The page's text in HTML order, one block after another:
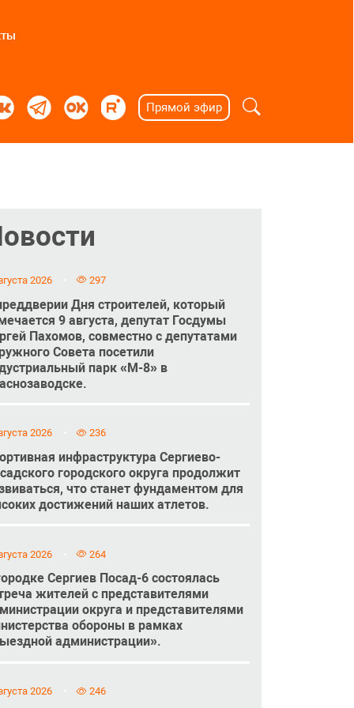
Прямой эфир
2026 297
Дня строителей, который
9 августа, депутат Госдумы
Пахомов, совместно с депутатами
Совета посетили
парк «М-8» в
2026 236
инфраструктура Сергиево-
городского округа продолжит
что станет фундаментом для
достижений наших атлетов.
2026 264
Сергиев Посад-6 состоялась
жителей с представителями
округа и представителями
обороны в рамках
администрации».
2026 246